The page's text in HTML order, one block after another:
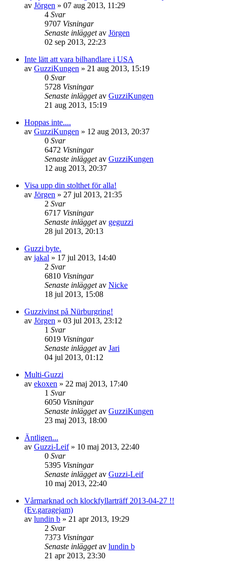
av Jörgen » 07 aug 2013, 11:29
4 Svar
9707 Visningar
Senaste inläggetav Jörgen
02 sep 2013, 22:23
Inte lätt att vara bilhandlare i USA
av GuzziKungen » 21 aug 2013, 15:19
0 Svar
5728 Visningar
Senaste inläggetav GuzziKungen
21 aug 2013, 15:19
Hoppas inte....
av GuzziKungen » 12 aug 2013, 20:37
0 Svar
6472 Visningar
Senaste inläggetav GuzziKungen
12 aug 2013, 20:37
Visa upp din stolthet för alla!
av Jörgen » 27 jul 2013, 21:35
2 Svar
6717 Visningar
Senaste inläggetav geguzzi
28 jul 2013, 20:13
Guzzi byte.
av jakal » 17 jul 2013, 14:40
2 Svar
6810 Visningar
Senaste inläggetav Nicke
18 jul 2013, 15:08
Guzzivinst på Nürburgring!
av Jörgen » 03 jul 2013, 23:12
1 Svar
6019 Visningar
Senaste inläggetav Jari
04 jul 2013, 01:12
Multi-Guzzi
av ekoxen » 22 maj 2013, 17:40
1 Svar
6050 Visningar
Senaste inläggetav GuzziKungen
23 maj 2013, 18:00
Äntligen...
av Guzzi-Leif» 10 maj 2013, 22:40
0 Svar
5395 Visningar
Senaste inläggetav Guzzi-Leif
10 maj 2013, 22:40
Vårmarknad och klockfyllarträff 2013-04-27 !!
(Ev.garagejam)
av lundin b » 21 apr 2013, 19:29
2 Svar
7373 Visningar
Senaste inläggetav lundin b
21 apr 2013, 23:30